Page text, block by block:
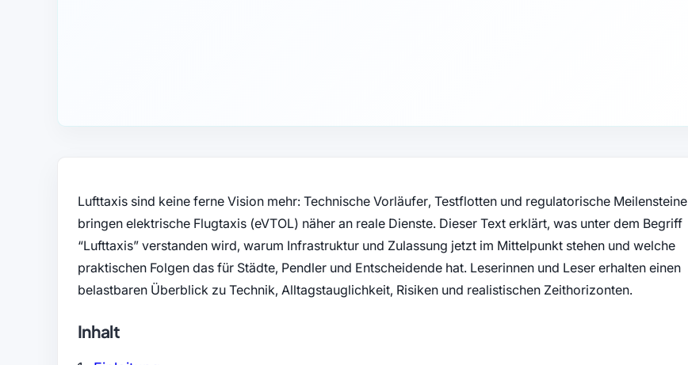
Lufttaxis sind keine ferne Vision mehr: Technische Vorläufer, Testflotten und regulatorische Meilensteine
bringen elektrische Flugtaxis (eVTOL) näher an reale Dienste. Dieser Text erklärt, was unter dem Begriff
“Lufttaxis” verstanden wird, warum Infrastruktur und Zulassung jetzt im Mittelpunkt stehen und welche
praktischen Folgen das für Städte, Pendler und Entscheidende hat. Leserinnen und Leser erhalten einen
belastbaren Überblick zu Technik, Alltagstauglichkeit, Risiken und realistischen Zeithorizonten.
Inhalt